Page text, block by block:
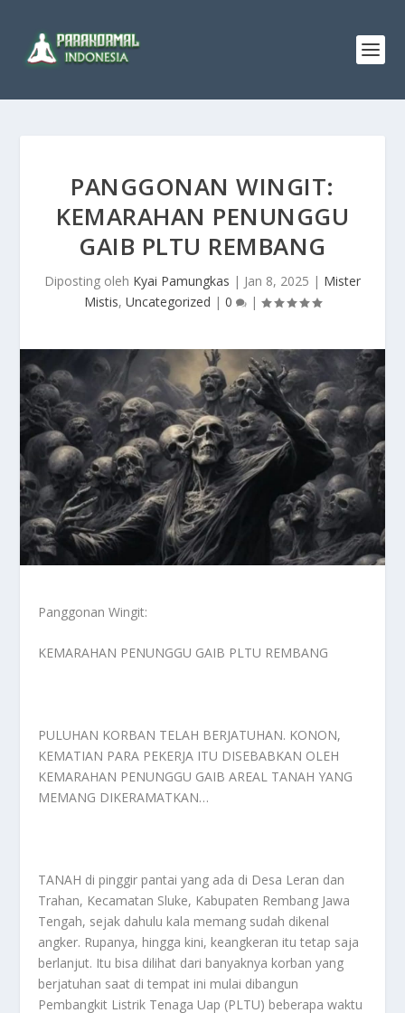
PANGGONAN WINGIT:
KEMARAHAN PENUNGGU
GAIB PLTU REMBANG
Diposting oleh Kyai Pamungkas | Jan 8, 2025 | Mister
Mistis, Uncategorized | 0 |
Panggonan Wingit:
KEMARAHAN PENUNGGU GAIB PLTU REMBANG
PULUHAN KORBAN TELAH BERJATUHAN. KONON,
KEMATIAN PARA PEKERJA ITU DISEBABKAN OLEH
KEMARAHAN PENUNGGU GAIB AREAL TANAH YANG
MEMANG DIKERAMATKAN…
TANAH di pinggir pantai yang ada di Desa Leran dan
Trahan, Kecamatan Sluke, Kabupaten Rembang Jawa
Tengah, sejak dahulu kala memang sudah dikenal
angker. Rupanya, hingga kini, keangkeran itu tetap saja
berlanjut. Itu bisa dilihat dari banyaknya korban yang
berjatuhan saat di tempat ini mulai dibangun
Pembangkit Listrik Tenaga Uap (PLTU) beberapa waktu